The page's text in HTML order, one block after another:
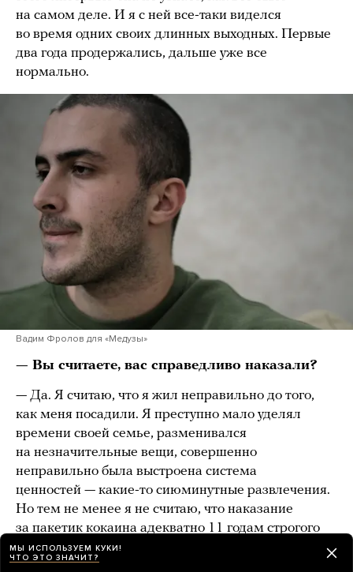
на самом деле. И я с ней все-таки виделся
во время одних своих длинных выходных. Первые
два года продержались, дальше уже все
нормально.
Вадим Фролов для «Медузы»
— Вы считаете, вас справедливо наказали?
— Да. Я считаю, что я жил неправильно до того,
как меня посадили. Я преступно мало уделял
времени своей семье, разменивался
на незначительные вещи, совершенно
неправильно была выстроена система
ценностей — какие-то сиюминутные развлечения.
Но тем не менее я не считаю, что наказание
за пакетик кокаина адекватно 11 годам строгого
режима. Нельзя давать человеку срок за то, что
он распоряжался своим здоровьем так, как считал
МЫ ИСПОЛЬЗУЕМ КУКИ!
ЧТО ЭТО ЗНАЧИТ?